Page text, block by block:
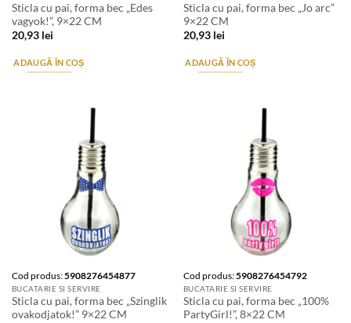
Sticla cu pai, forma bec „Edes
vagyok!”, 9×22 CM
20,93 lei
ADAUGĂ ÎN COȘ
Sticla cu pai, forma bec „Jo arc”
9×22 CM
20,93 lei
ADAUGĂ ÎN COȘ
Cod produs:5908276454877
BUCATARIE SI SERVIRE
Sticla cu pai, forma bec „Szinglik
ovakodjatok!” 9×22 CM
Cod produs:5908276454792
BUCATARIE SI SERVIRE
Sticla cu pai, forma bec „100%
PartyGirl!”, 8×22 CM